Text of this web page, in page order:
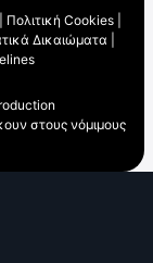
Πολιτική Cookies
Δικαιώματα
στους νόμιμους